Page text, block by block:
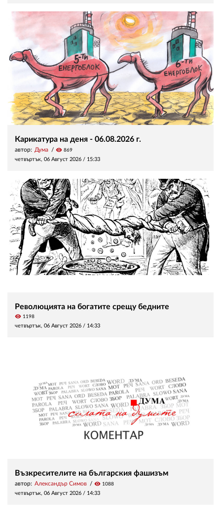
Карикатура на деня - 06.08.2026 г.
автор: Дума visibility 869
четвъртък, 06 Август 2026 / 15:33
Революцията на богатите срещу бедните
visibility 1198
четвъртък, 06 Август 2026 / 14:33
Възкресителите на българския фашизъм
автор: Александър Симов visibility 1088
четвъртък, 06 Август 2026 / 14:33